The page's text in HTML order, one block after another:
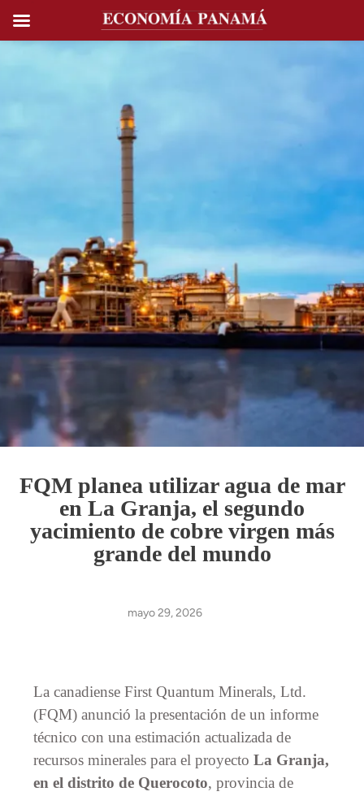
FQM planea utilizar agua de mar
en La Granja, el segundo
yacimiento de cobre virgen más
grande del mundo
mayo 29, 2026
La canadiense First Quantum Minerals, Ltd.
(FQM) anunció la presentación de un informe
técnico con una estimación actualizada de
recursos minerales para el proyecto La Granja,
en el distrito de Querocoto, provincia de